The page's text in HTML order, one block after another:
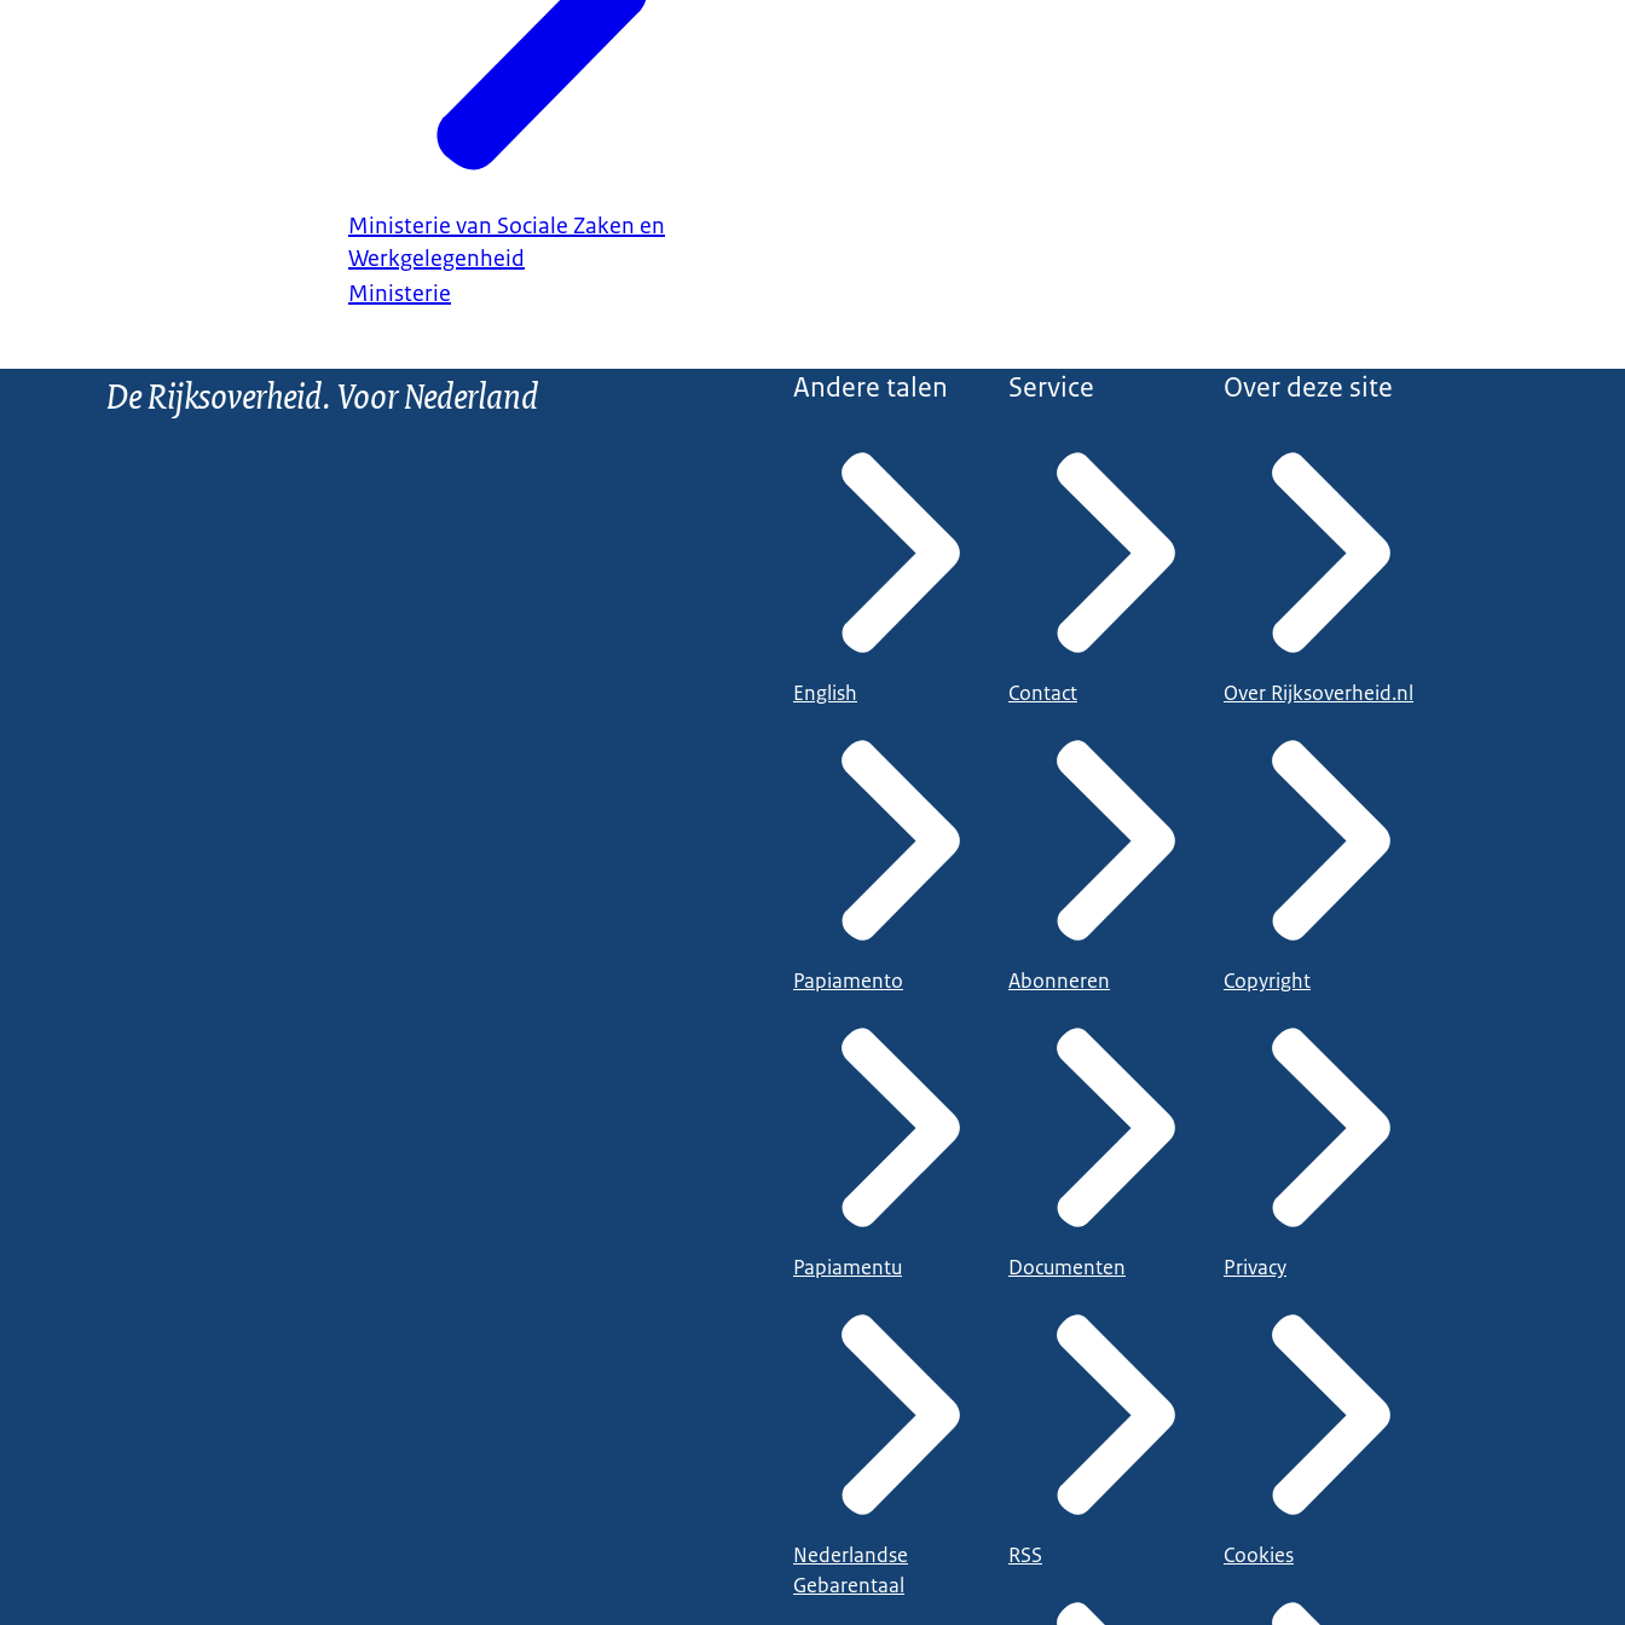
Ministerie van Sociale Zaken en
Werkgelegenheid
Ministerie
De Rijksoverheid. Voor Nederland Andere talen
English
Papiamento
Papiamentu
Nederlandse
Gebarentaal
Service
Contact
Abonneren
Documenten
RSS
Over deze site
Over Rijksoverheid.nl
Copyright
Privacy
Cookies